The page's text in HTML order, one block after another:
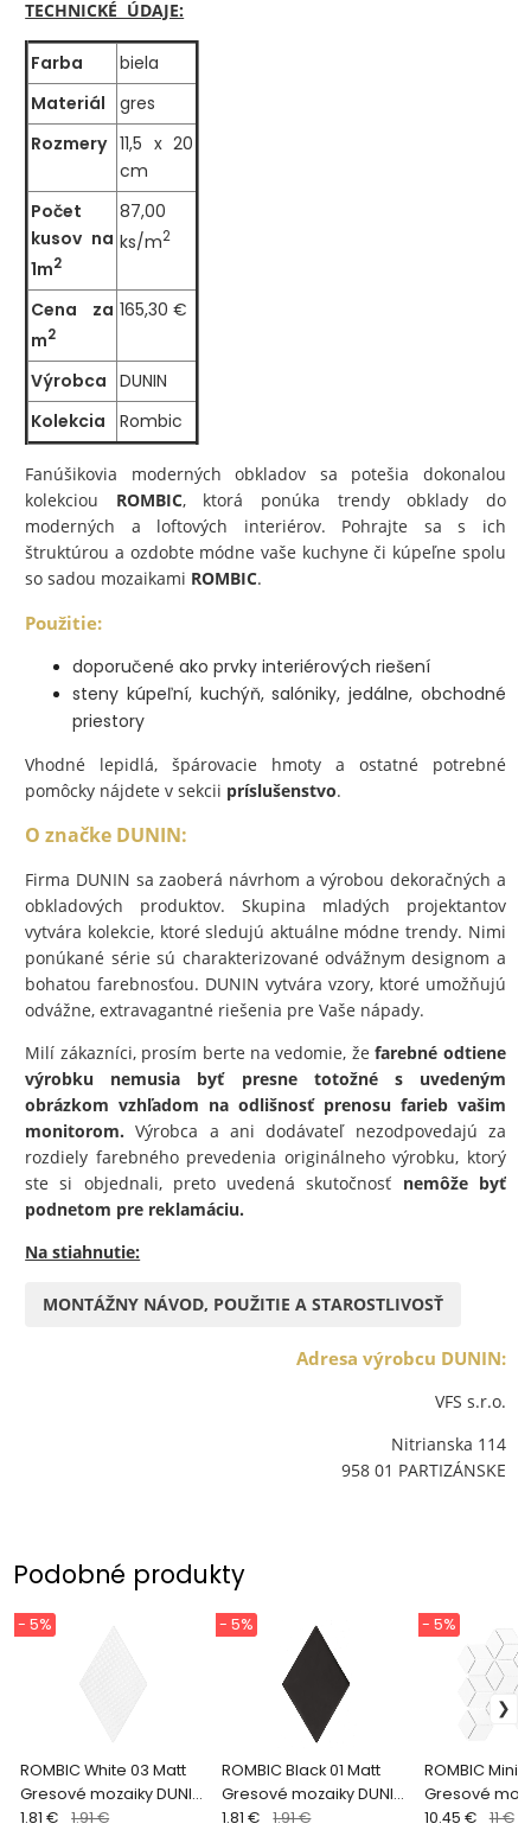
TECHNICKÉ ÚDAJE:
Farba
biela
Materiál
gres
Rozmery 11,5 x 20
cm
Počet
kusov na
1m2
87,00
ks/m2
Cena za
m2
165,30 €
Výrobca
DUNIN
Kolekcia
Rombic
Fanúšikovia moderných obkladov sa potešia dokonalou
kolekciou ROMBIC, ktorá ponúka trendy obklady do
moderných a loftových interiérov. Pohrajte sa s ich
štruktúrou a ozdobte módne vaše kuchyne či kúpeľne spolu
so sadou mozaikami ROMBIC.
Použitie:
doporučené ako prvky interiérových riešení
steny kúpeľní, kuchýň, salóniky, jedálne, obchodné
priestory
Vhodné lepidlá, špárovacie hmoty a ostatné potrebné
pomôcky nájdete v sekcii príslušenstvo.
O značke DUNIN:
Firma DUNIN sa zaoberá návrhom a výrobou dekoračných a
obkladových produktov. Skupina mladých projektantov
vytvára kolekcie, ktoré sledujú aktuálne módne trendy. Nimi
ponúkané série sú charakterizované odvážnym designom a
bohatou farebnosťou. DUNIN vytvára vzory, ktoré umožňujú
odvážne, extravagantné riešenia pre Vaše nápady.
Milí zákazníci, prosím berte na vedomie, žefarebné odtiene
výrobku nemusia byť presne totožné s uvedeným
obrázkom vzhľadom na odlišnosť prenosu farieb vašim
monitorom.Výrobca a ani dodávateľ nezodpovedajú za
rozdiely farebného prevedenia originálneho výrobku, ktorý
ste si objednali, preto uvedená skutočnosť nemôže byť
podnetom pre reklamáciu.
Na stiahnutie:
MONTÁŽNY NÁVOD, POUŽITIE A STAROSTLIVOSŤ
Adresa výrobcu DUNIN:
VFS s.r.o.
Nitrianska 114
958 01 PARTIZÁNSKE
Podobné produkty
ROMBIC White 03 Matt
Gresové mozaiky DUNIN
(11,5x20cm/1ks)
- 5%
1.81 € 1.91 €
ROMBIC Black 01 Matt
Gresové mozaiky DUNIN
(11,5x20cm/1ks)
- 5%
1.81 € 1.91 €
ROMBIC Mini
Gresové
- 5%
10.45 € 11 €